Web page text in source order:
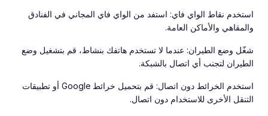
استخدم نقاط الواي فاي: استفد من الواي فاي المجاني في الفنادق
والمقاهي والأماكن العامة.
شغّل وضع الطيران: عندما لا تستخدم هاتفك بنشاط، قم بتشغيل وضع
الطيران لتجنب أي اتصال بالشبكة.
استخدم الخرائط دون اتصال: قم بتحميل خرائط Google أو تطبيقات
التنقل الأخرى للاستخدام دون اتصال.